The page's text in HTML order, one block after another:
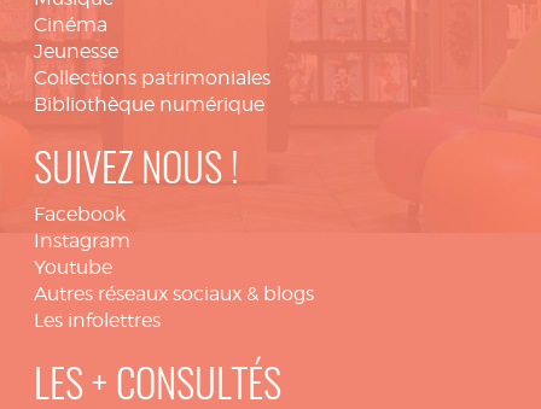
Cinéma
Jeunesse
Collections patrimoniales
Bibliothèque numérique
SUIVEZ NOUS !
Facebook
Instagram
Youtube
Autres réseaux sociaux & blogs
Les infolettres
LES + CONSULTÉS